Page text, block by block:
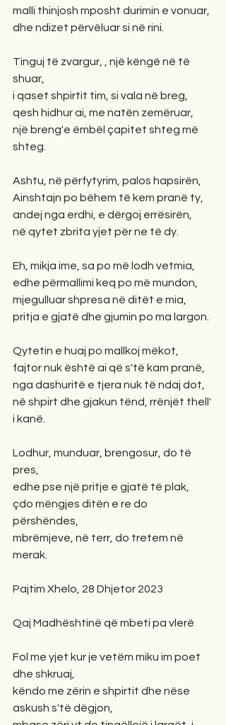
malli thinjosh mposht durimin e vonuar,
dhe ndizet përvëluar si në rini.
Tinguj të zvargur, , një këngë në të
shuar,
i qaset shpirtit tim, si vala në breg,
qesh hidhur ai, me natën zemëruar,
një breng'e ëmbël çapitet shteg më
shteg.
Ashtu, në përfytyrim, palos hapsirën,
Ainshtajn po bëhem të kem pranë ty,
andej nga erdhi, e dërgoj errësirën,
në qytet zbrita yjet për ne të dy.
Eh, mikja ime, sa po më lodh vetmia,
edhe përmallimi keq po më mundon,
mjegulluar shpresa në ditët e mia,
pritja e gjatë dhe gjumin po ma largon.
Qytetin e huaj po mallkoj mëkot,
fajtor nuk është ai që s'të kam pranë,
nga dashuritë e tjera nuk të ndaj dot,
në shpirt dhe gjakun tënd, rrënjët thell'
i kanë.
Lodhur, munduar, brengosur, do të
pres,
edhe pse një pritje e gjatë të plak,
çdo mëngjes ditën e re do
përshëndes,
mbrëmjeve, në terr, do tretem në
merak.
Pajtim Xhelo, 28 Dhjetor 2023
Qaj Madhështinë që mbeti pa vlerë
Fol me yjet kur je vetëm miku im poet
dhe shkruaj,
këndo me zërin e shpirtit dhe nëse
askush s'të dëgjon,